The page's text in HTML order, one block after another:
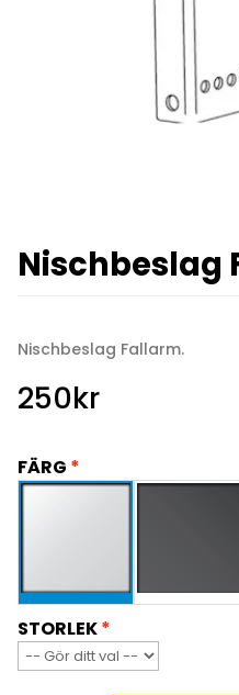
Nischbeslag
Nischbeslag Fallarm.
250kr
FÄRG
STORLEK